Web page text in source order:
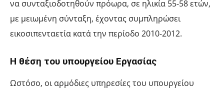
να συνταξιοδοτηθούν πρόωρα, σε ηλικία 55-58 ετών,
με μειωμένη σύνταξη, έχοντας συμπληρώσει
εικοσιπενταετία κατά την περίοδο 2010-2012.
Η θέση του υπουργείου Εργασίας
Ωστόσο, οι αρμόδιες υπηρεσίες του υπουργείου